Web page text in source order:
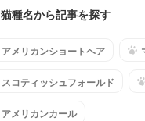
猫種名から記事を探す
アメリカンショートヘア
スコティッシュフォールド
アメリカンカール